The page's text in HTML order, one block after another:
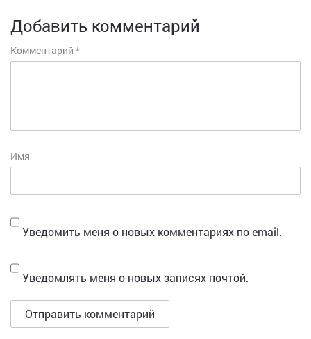
Добавить комментарий
Комментарий *
Имя
Уведомить меня о новых комментариях по email.
Уведомлять меня о новых записях почтой.